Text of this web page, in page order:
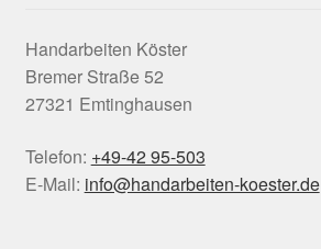
Handarbeiten Köster
Bremer Straße 52
27321 Emtinghausen
Telefon: +49-42 95-503
E-Mail: info@handarbeiten-koester.de